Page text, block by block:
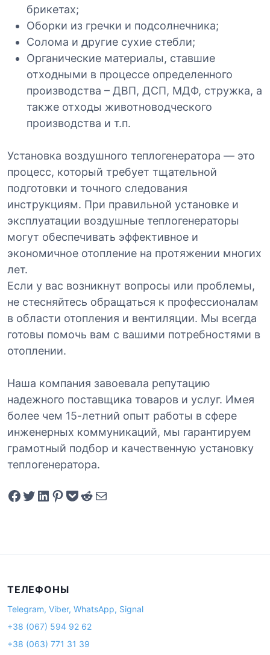
брикетах;
Оборки из гречки и подсолнечника;
Солома и другие сухие стебли;
Органические материалы, ставшие
отходными в процессе определенного
производства – ДВП, ДСП, МДФ, стружка, а
также отходы животноводческого
производства и т.п.
Установка воздушного теплогенератора — это
процесс, который требует тщательной
подготовки и точного следования
инструкциям. При правильной установке и
эксплуатации воздушные теплогенераторы
могут обеспечивать эффективное и
экономичное отопление на протяжении многих
лет.
Если у вас возникнут вопросы или проблемы,
не стесняйтесь обращаться к профессионалам
в области отопления и вентиляции. Мы всегда
готовы помочь вам с вашими потребностями в
отоплении.
Наша компания завоевала репутацию
надежного поставщика товаров и услуг. Имея
более чем 15-летний опыт работы в сфере
инженерных коммуникаций, мы гарантируем
грамотный подбор и качественную установку
теплогенератора.
Share on Facebook Tweet on Twitter Share on LinkedIn Pin on Pinterest Save to pocket Share on Reddit Share via Email
ТЕЛЕФОНЫ
Telegram, Viber, WhatsApp, Signal
+38 (067) 594 92 62
+38 (063) 771 31 39